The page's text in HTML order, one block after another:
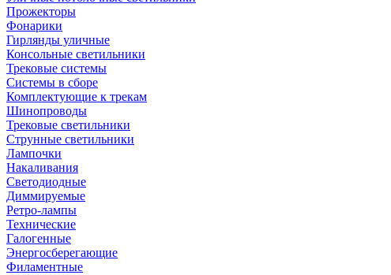
Прожекторы
Фонарики
Гирлянды уличные
Консольные светильники
Трековые системы
Системы в сборе
Комплектующие к трекам
Шинопроводы
Трековые светильники
Струнные светильники
Лампочки
Накаливания
Светодиодные
Диммируемые
Ретро-лампы
Технические
Галогенные
Энергосберегающие
Филаментные